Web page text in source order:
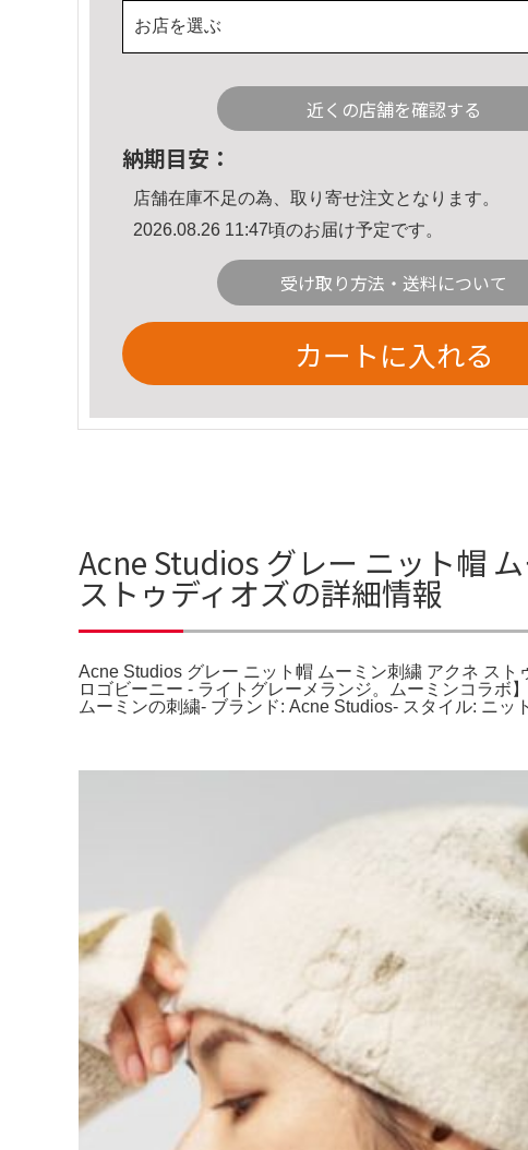
お店を選ぶ
近くの店舗を確認する
納期目安：
店舗在庫不足の為、取り寄せ注文となります。
2026.08.26 11:47頃のお届け予定です。
受け取り方法・送料について
カートに入れる
Acne Studios グレー ニット帽
ストゥディオズの詳細情報
Acne Studios グレー ニット帽 ムーミン刺繍 アクネ ス
ロゴビーニー - ライトグレーメランジ。ムーミンコラボ
ムーミンの刺繍- ブランド: Acne Studios- スタイル: ニット